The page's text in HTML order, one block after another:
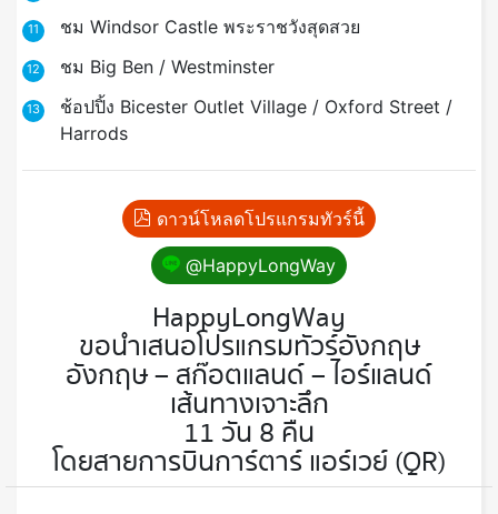
11 ชม Windsor Castle พระราชวังสุดสวย
12 ชม Big Ben / Westminster
13
ช้อปปิ้ง Bicester Outlet Village / Oxford Street /
Harrods
ดาวน์โหลดโปรแกรมทัวร์นี้
@HappyLongWay
HappyLongWay
ขอนำเสนอโปรแกรมทัวร์อังกฤษ
อังกฤษ – สก๊อตแลนด์ – ไอร์แลนด์
เส้นทางเจาะลึก
11 วัน 8 คืน
โดยสายการบินการ์ตาร์ แอร์เวย์ (QR)